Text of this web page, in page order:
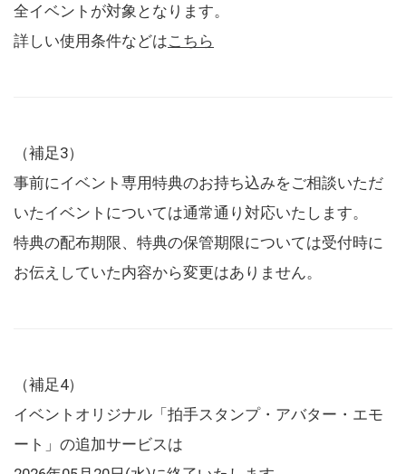
全イベントが対象となります。
詳しい使用条件などはこちら
（補足3）
事前にイベント専用特典のお持ち込みをご相談いただ
いたイベントについては通常通り対応いたします。
特典の配布期限、特典の保管期限については受付時に
お伝えしていた内容から変更はありません。
（補足4）
イベントオリジナル「拍手スタンプ・アバター・エモ
ート」の追加サービスは